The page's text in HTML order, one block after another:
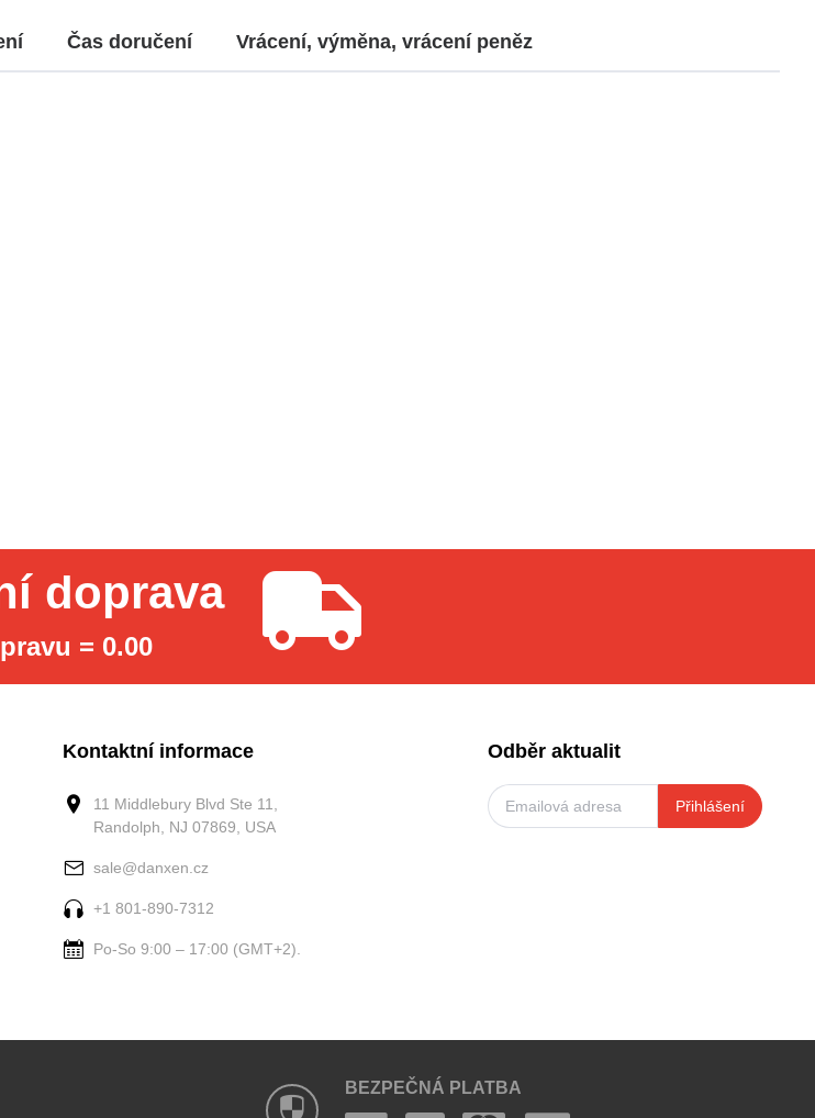
Čas doručení Vrácení, výměna, vrácení peněz
doprava
= 0.00
Kontaktní informace
11 Middlebury Blvd Ste 11,
Randolph, NJ 07869, USA
sale@danxen.cz
+1 801-890-7312
Po-So 9:00 – 17:00 (GMT+2).
Odběr aktualit
Přihlášení
BEZPEČNÁ PLATBA